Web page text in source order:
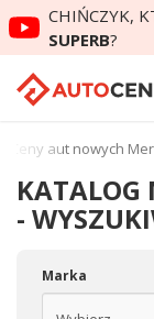
CHIŃCZYK,
SUPERB?
Ceny aut nowych
KATALOG
-
Marka